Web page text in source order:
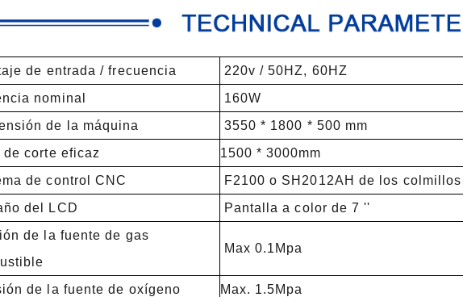
de entrada / frecuencia
220v / 50HZ, 60HZ
nominal
160W
de la máquina
3550 * 1800 * 500 mm
corte eficaz
1500 * 3000mm
de control CNC
F2100 o SH2012AH de los colmillos
del LCD
Pantalla a color de 7 ''
de la fuente de gas
Max 0.1Mpa
de la fuente de oxígeno
Max. 1.5Mpa